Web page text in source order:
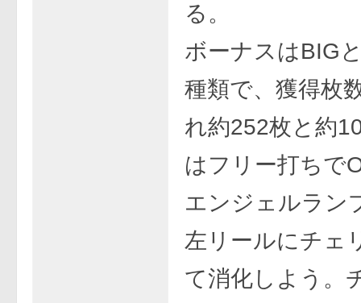
る。
ボーナスはBIG
種類で、獲得枚
れ約252枚と約
はフリー打ちで
エンジェルラン
左リールにチェ
て消化しよう。